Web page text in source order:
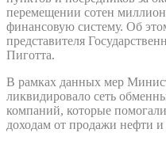
перемещении сотен
финансовую систему. Об
представителя
Пиготта.
В рамках данных мер
ликвидировало сеть
компаний, которые
доходам от продажи нефти и